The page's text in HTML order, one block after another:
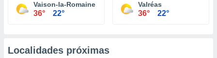
Vaison-la-Romaine
36° 22°
Valréas
36° 22°
Localidades próximas